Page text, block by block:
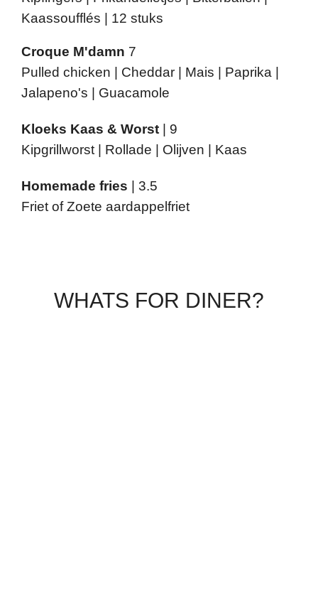
Kaassoufflés | 12 stuks
Croque M'damn 7
Pulled chicken | Cheddar | Mais | Paprika |
Jalapeno's | Guacamole
Kloeks Kaas & Worst | 9
Kipgrillworst | Rollade | Olijven | Kaas
Homemade fries | 3.5
Friet of Zoete aardappelfriet
WHATS FOR DINER?